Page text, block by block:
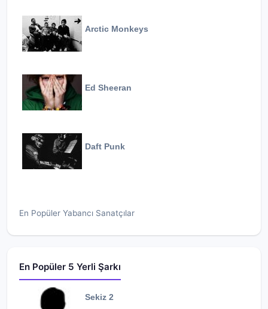
Arctic Monkeys
Ed Sheeran
Daft Punk
En Popüler Yabancı Sanatçılar
En Popüler 5 Yerli Şarkı
Sekiz 2